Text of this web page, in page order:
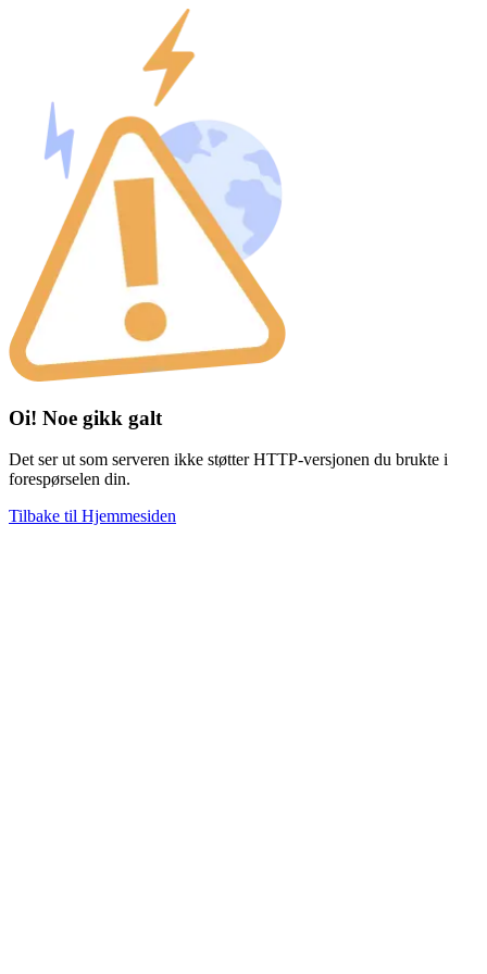
Oi! Noe gikk galt
Det ser ut som serveren ikke støtter HTTP-versjonen du brukte i
forespørselen din.
Tilbake til Hjemmesiden